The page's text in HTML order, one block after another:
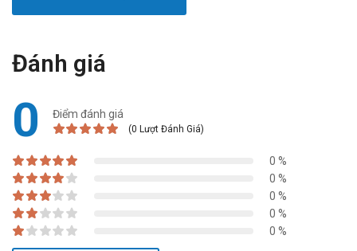
Đánh giá
0 Điểm đánh giá
(0 Lượt Đánh Giá)
0 %
0 %
0 %
0 %
0 %